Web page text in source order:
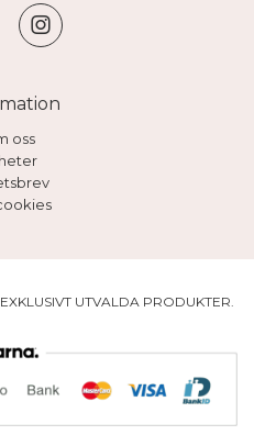
oss
UTVALDA PRODUKTER.